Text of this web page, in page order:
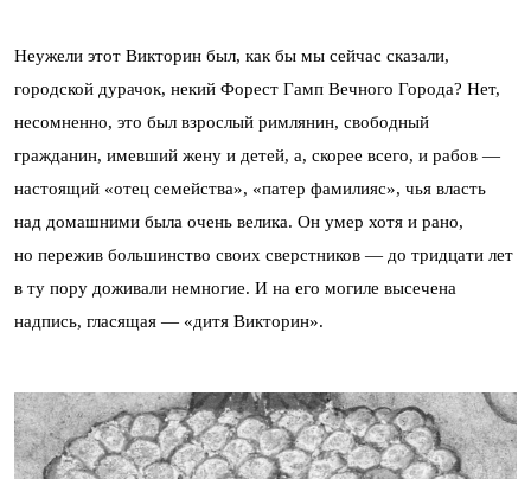
Неужели этот Викторин был, как бы мы сейчас сказали,
городской дурачок, некий Форест Гамп Вечного Города? Нет,
несомненно, это был взрослый римлянин, свободный
гражданин, имевший жену и детей, а, скорее всего, и рабов —
настоящий «отец семейства», «патер фамилияс», чья власть
над домашними была очень велика. Он умер хотя и рано,
но пережив большинство своих сверстников — до тридцати лет
в ту пору доживали немногие. И на его могиле высечена
надпись, гласящая — «дитя Викторин».